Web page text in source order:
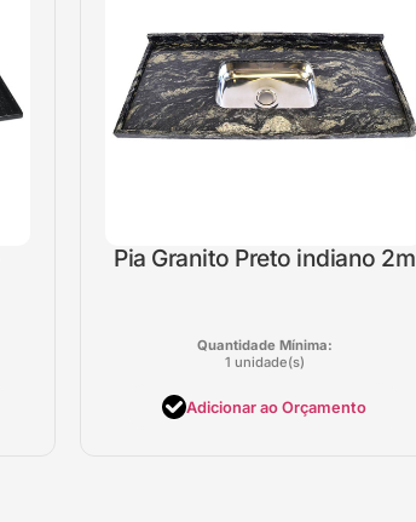
Pia Granito Preto indiano 2m
Quantidade Mínima:
1 unidade(s)
Adicionar ao Orçamento